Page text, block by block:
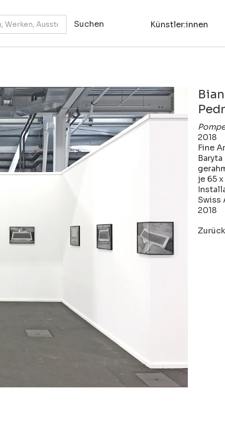
Künstler:innen
2018
Fine
Baryta
je 65
Swiss
2018
Zurück